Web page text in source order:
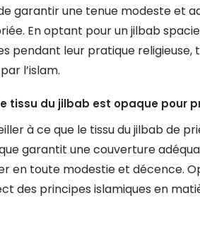
garantir une tenue modeste et
En optant pour un jilbab
pendant leur pratique
l’islam.
tissu du jilbab est opaque pour
à ce que le tissu du jilbab de
garantit une couverture
en toute modestie et décence.
des principes islamiques en